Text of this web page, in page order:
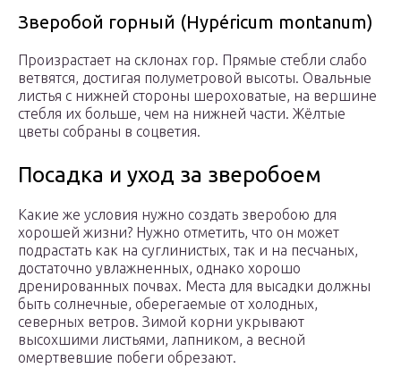
Зверобой горный (Hypéricum montanum)
Произрастает на склонах гор. Прямые стебли слабо
ветвятся, достигая полуметровой высоты. Овальные
листья с нижней стороны шероховатые, на вершине
стебля их больше, чем на нижней части. Жёлтые
цветы собраны в соцветия.
Посадка и уход за зверобоем
Какие же условия нужно создать зверобою для
хорошей жизни? Нужно отметить, что он может
подрастать как на суглинистых, так и на песчаных,
достаточно увлажненных, однако хорошо
дренированных почвах. Места для высадки должны
быть солнечные, оберегаемые от холодных,
северных ветров. Зимой корни укрывают
высохшими листьями, лапником, а весной
омертвевшие побеги обрезают.